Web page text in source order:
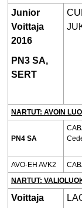
Junior
Voittaja
2016
PN3 SA,
SERT
NARTUT: AVOIN
PN4 SA
AVO-EH AVK2
NARTUT:
Voittaja